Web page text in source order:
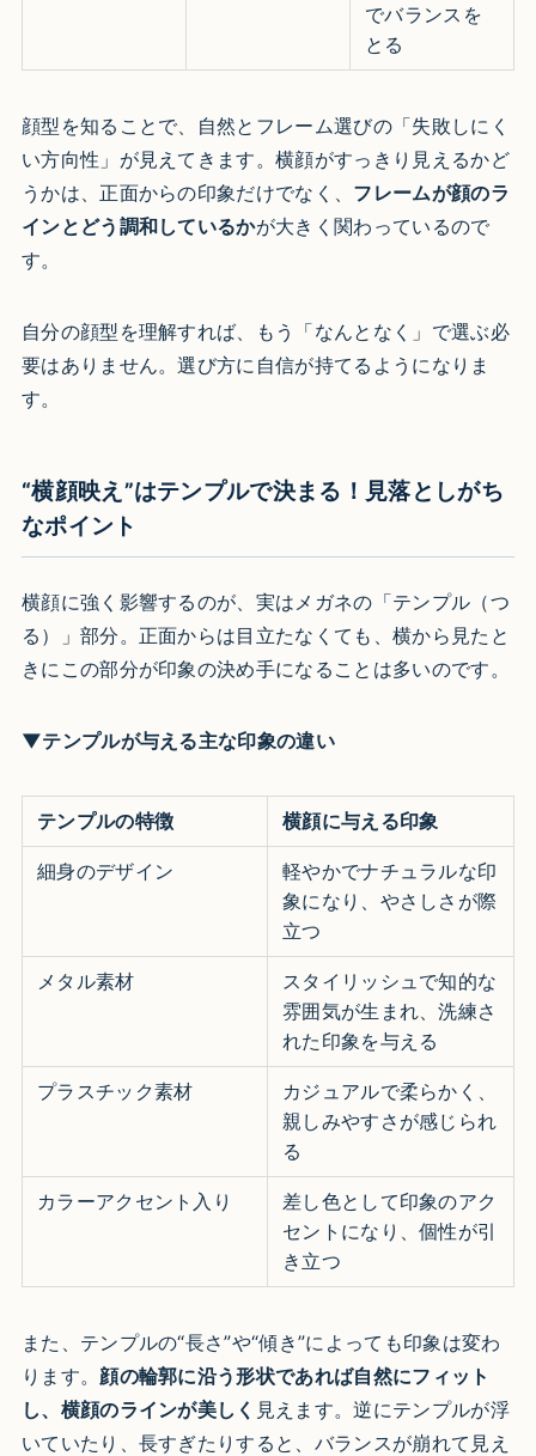
でバランスを
とる
顔型を知ることで、自然とフレーム選びの「失敗しにく
い方向性」が見えてきます。横顔がすっきり見えるかど
うかは、正面からの印象だけでなく、 フレームが顔のラ
インとどう調和しているかが大きく関わっているので
す。
自分の顔型を理解すれば、もう「なんとなく」で選ぶ必
要はありません。選び方に自信が持てるようになりま
す。
“横顔映え”はテンプルで決まる！見落としがち
なポイント
横顔に強く影響するのが、実はメガネの「テンプル（つ
る）」部分。正面からは目立たなくても、横から見たと
きにこの部分が印象の決め手になることは多いのです。
▼テンプルが与える主な印象の違い
テンプルの特徴 横顔に与える印象
細身のデザイン
軽やかでナチュラルな印
象になり、やさしさが際
立つ
メタル素材
スタイリッシュで知的な
雰囲気が生まれ、洗練さ
れた印象を与える
プラスチック素材
カジュアルで柔らかく、
親しみやすさが感じられ
る
カラーアクセント入り
差し色として印象のアク
セントになり、個性が引
き立つ
また、テンプルの“長さ”や“傾き”によっても印象は変わ
ります。 顔の輪郭に沿う形状であれば自然にフィット
し、横顔のラインが美しく 見えます。逆にテンプルが浮
いていたり、長すぎたりすると、バランスが崩れて見え